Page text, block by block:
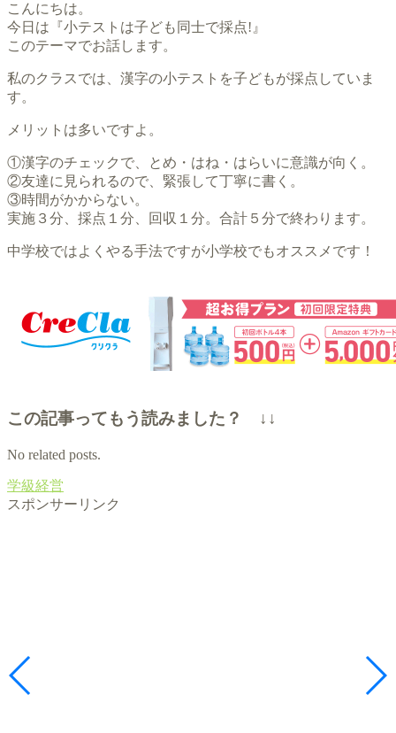
こんにちは。
今日は『小テストは子ども同士で採点!』
このテーマでお話します。
私のクラスでは、漢字の小テストを子どもが採点していま
す。
メリットは多いですよ。
①漢字のチェックで、とめ・はね・はらいに意識が向く。
②友達に見られるので、緊張して丁寧に書く。
③時間がかからない。
実施３分、採点１分、回収１分。合計５分で終わります。
中学校ではよくやる手法ですが小学校でもオススメです！
この記事ってもう読みました？ ↓↓
No related posts.
学級経営
スポンサーリンク